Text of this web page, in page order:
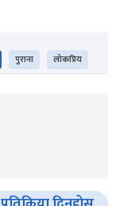
पुराना लोकप्रिय